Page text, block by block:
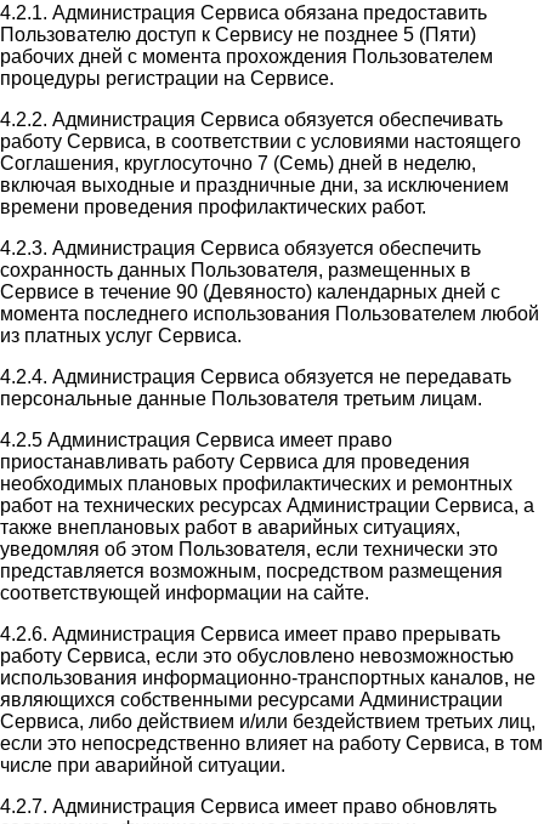
4.2.1. Администрация Сервиса обязана предоставить
Пользователю доступ к Сервису не позднее 5 (Пяти)
рабочих дней с момента прохождения Пользователем
процедуры регистрации на Сервисе.
4.2.2. Администрация Сервиса обязуется обеспечивать
работу Сервиса, в соответствии с условиями настоящего
Соглашения, круглосуточно 7 (Семь) дней в неделю,
включая выходные и праздничные дни, за исключением
времени проведения профилактических работ.
4.2.3. Администрация Сервиса обязуется обеспечить
сохранность данных Пользователя, размещенных в
Сервисе в течение 90 (Девяносто) календарных дней с
момента последнего использования Пользователем любой
из платных услуг Сервиса.
4.2.4. Администрация Сервиса обязуется не передавать
персональные данные Пользователя третьим лицам.
4.2.5 Администрация Сервиса имеет право
приостанавливать работу Сервиса для проведения
необходимых плановых профилактических и ремонтных
работ на технических ресурсах Администрации Сервиса, а
также внеплановых работ в аварийных ситуациях,
уведомляя об этом Пользователя, если технически это
представляется возможным, посредством размещения
соответствующей информации на сайте.
4.2.6. Администрация Сервиса имеет право прерывать
работу Сервиса, если это обусловлено невозможностью
использования информационно-транспортных каналов, не
являющихся собственными ресурсами Администрации
Сервиса, либо действием и/или бездействием третьих лиц,
если это непосредственно влияет на работу Сервиса, в том
числе при аварийной ситуации.
4.2.7. Администрация Сервиса имеет право обновлять